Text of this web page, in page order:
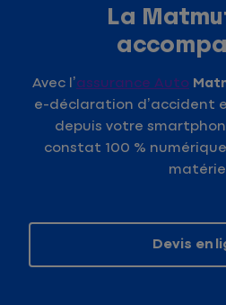
La
Avec l’assurance Auto
e-déclaration d’accident
depuis votre
constat 100 %
Devis en